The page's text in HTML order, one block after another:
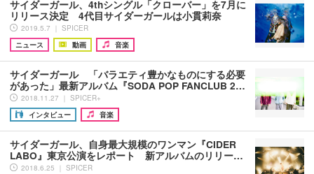
サイダーガール、4thシングル「クローバー」を7月に
リリース決定 4代目サイダーガールは小貫莉奈
2019.5.7 ｜ SPICER
ニュース
動画 音楽
サイダーガール 「バラエティ豊かなものにする必要
があった」最新アルバム『SODA POP FANCLUB 2…
2018.11.27 ｜ SPICER+
インタビュー
音楽
サイダーガール、自身最大規模のワンマン『CIDER
LABO』東京公演をレポート 新アルバムのリリー…
2018.6.25 ｜ SPICER